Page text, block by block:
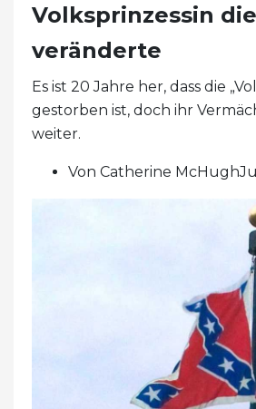
Volksprinzessin
veränderte
Es ist 20 Jahre her, dass die
gestorben ist, doch ihr
weiter.
Von Catherine